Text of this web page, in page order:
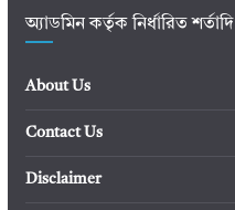
অ্যাডমিন কর্তৃক নির্ধারিত শর্তাদি
About Us
Contact Us
Disclaimer